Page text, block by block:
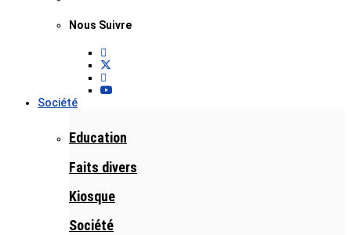
Nous Suivre
Société
Education
Faits divers
Kiosque
Société